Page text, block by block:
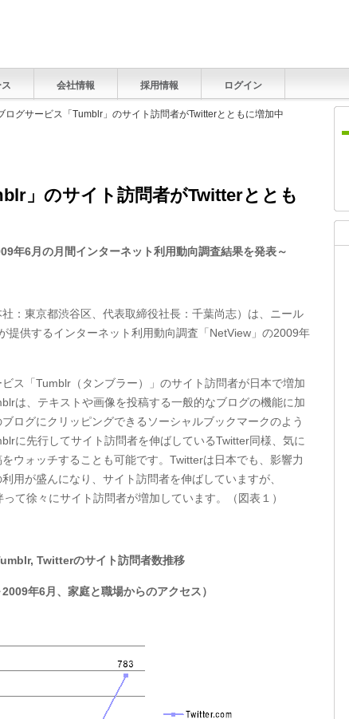
会社情報 採用情報 ログイン
ログサービス「Tumblr」のサイト訪問者がTwitterとともに増加中
」のサイト訪問者がTwitterととも
9年6月 の月間インターネット利用動向調査結果を発表～
：東京都渋谷区、代表取締役社長：千葉尚志）は、ニール
提供するインターネット利用動向調査「NetView」の2009年
ス「Tumblr（タンブラー）」のサイト訪問者が日本で増加
は、テキストや画像を投稿する一般的なブログの機能に加
ログにクリッピングできるソーシャルブックマークのよう
に先行してサイト訪問者を伸ばしているTwitter同様、気に
ウォッチすることも可能です。Twitterは日本でも、影響力
用が盛んになり、サイト訪問者を伸ばしていますが、
て徐々にサイト訪問者が増加しています。（図表１）
Twitterのサイト訪問者数推移
2009年6月、家庭と職場からのアクセス）